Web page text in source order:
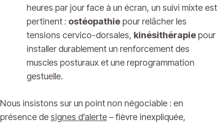
heures par jour face à un écran, un suivi mixte est
pertinent : ostéopathie pour relâcher les
tensions cervico-dorsales, kinésithérapie pour
installer durablement un renforcement des
muscles posturaux et une reprogrammation
gestuelle.
Nous insistons sur un point non négociable : en
présence de signes d’alerte– fièvre inexpliquée,